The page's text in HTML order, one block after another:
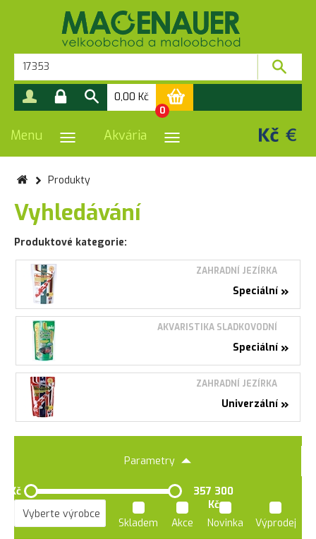
0,00 Kč
0
PŘEPNOUT NAVIGACI
Menu PŘEPNOUT NAVIGACI
Akvária
Produkty
Vyhledávání
Produktové kategorie:
Speciální »
ZAHRADNÍ JEZÍRKA
Speciální »
AKVARISTIKA SLADKOVODNÍ
Univerzální »
ZAHRADNÍ JEZÍRKA
Parametry
0 Kč
357 300
Kč
Skladem
Akce Novinka Výprodej